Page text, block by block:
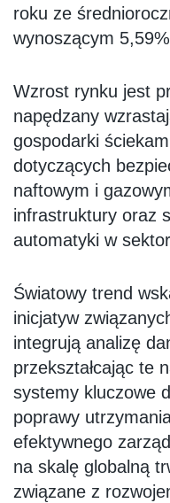
roku ze
wynoszącym
Wzrost rynku jest
napędzany
gospodarki
dotyczących
naftowym i
infrastruktury oraz
automatyki w
Światowy trend
inicjatyw
integrują analizę
przekształcając te
systemy kluczowe
poprawy
efektywnego
na skalę globalną
związane z